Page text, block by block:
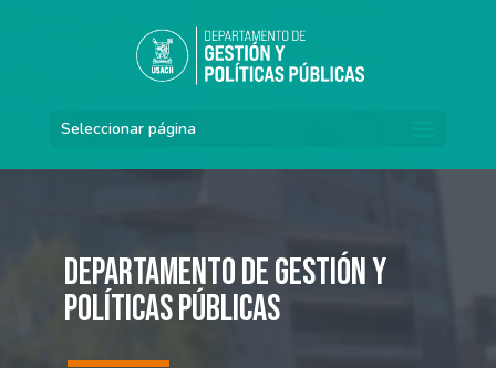
Seleccionar página
Departamento de Gestión y
Políticas Públicas